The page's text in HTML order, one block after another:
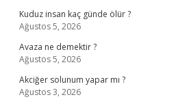
Kuduz insan kaç günde ölür ?
Ağustos 5, 2026
Avaza ne demektir ?
Ağustos 5, 2026
Akciğer solunum yapar mı ?
Ağustos 3, 2026